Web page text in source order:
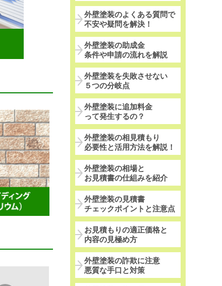
外壁塗装のよくある質問で
不安や疑問を解決！
外壁塗装の助成金
条件や申請の流れを解説
外壁塗装を失敗させない
５つの分岐点
外壁塗装に追加料金
って発生するの？
外壁塗装の相見積もり
必要性と活用方法を解説！
外壁塗装の相場と
お見積書の仕組みを紹介
外壁塗装の見積書
チェックポイントと注意点
お見積もりの適正価格と
内容の見極め方
外壁塗装の詐欺に注意
悪質な手口と対策